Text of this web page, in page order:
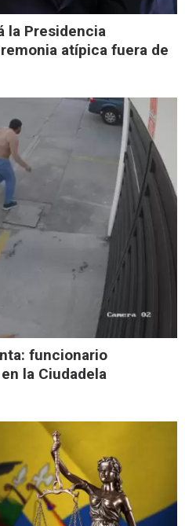
la Presidencia
atípica fuera de
funcionario
la Ciudadela